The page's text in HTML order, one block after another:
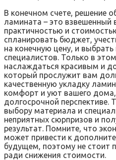
В конечном счете, решение
ламината – это взвешенный
практичностью и
спланировать бюджет,
на конечную цену, и
специалистов. Только в
наслаждаться красивым и
который прослужит вам
качественную укладку
комфорт и уют вашего
долгосрочной
выбору материала и
неприятных сюрпризов и
результат. Помните, что
может привести к
будущем, поэтому не стоит
ради снижения стоимости.